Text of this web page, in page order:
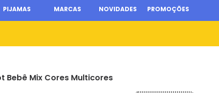
PIJAMAS MARCAS NOVIDADES PROMOÇÕES
Bebê Mix Cores Multicores